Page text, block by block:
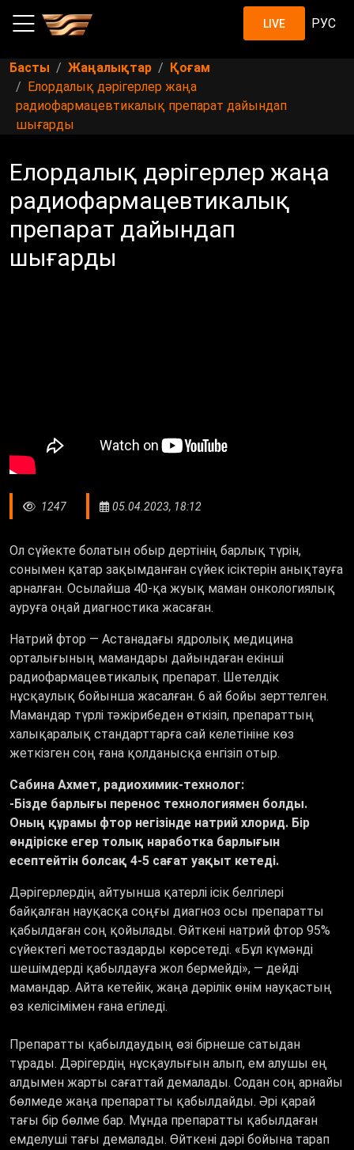
LIVE РУС
Басты Жаңалықтар
Қоғам
Елордалық дәрігерлер жаңа
радиофармацевтикалық препарат дайындап
шығарды
Елордалық дәрігерлер жаңа
радиофармацевтикалық
препарат дайындап
шығарды
1247 05.04.2023, 18:12
Ол сүйекте болатын обыр дертінің барлық түрін,
сонымен қатар зақымданған сүйек ісіктерін анықтауға
арналған. Осылайша 40-қа жуық маман онкологиялық
ауруға оңай диагностика жасаған.
Натрий фтор — Астанадағы ядролық медицина
орталығының мамандары дайындаған екінші
радиофармацевтикалық препарат. Шетелдік
нұсқаулық бойынша жасалған. 6 ай бойы зерттелген.
Мамандар түрлі тәжірибеден өткізіп, препараттың
халықаралық стандарттарға сай келетініне көз
жеткізген соң ғана қолданысқа енгізіп отыр.
Сабина Ахмет, радиохимик-технолог:
-Бізде барлығы перенос технологиямен болды.
Оның құрамы фтор негізінде натрий хлорид. Бір
өндіріске егер толық наработка барлығын
есептейтін болсақ 4-5 сағат уақыт кетеді.
Дәрігерлердің айтуынша қатерлі ісік белгілері
байқалған науқасқа соңғы диагноз осы препаратты
қабылдаған соң қойылады. Өйткені натрий фтор 95%
сүйектегі метостаздарды көрсетеді. «Бұл күмәнді
шешімдерді қабылдауға жол бермейді», — дейді
мамандар. Айта кетейік, жаңа дәрілік өнім науқастың
өз келісімімен ғана егіледі.
Препаратты қабылдаудың өзі бірнеше сатыдан
тұрады. Дәрігердің нұсқаулығын алып, ем алушы ең
алдымен жарты сағаттай демалады. Содан соң арнайы
бөлмеде жаңа препаратты қабылдайды. Әрі қарай
тағы бір бөлме бар. Мұнда препаратты қабылдаған
емделуші тағы демалады. Өйткені дәрі бойына тарап